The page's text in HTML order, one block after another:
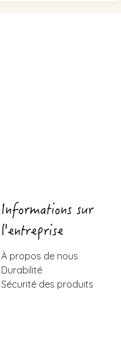
Informations sur
l'entreprise
À propos de nous
Durabilité
Sécurité des produits